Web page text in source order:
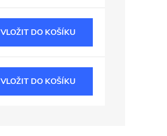
VLOŽIT DO KOŠÍKU
VLOŽIT DO KOŠÍKU